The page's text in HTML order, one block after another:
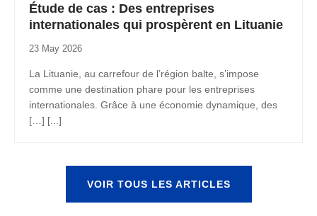
Étude de cas : Des entreprises
internationales qui prospèrent en Lituanie
23 May 2026
La Lituanie, au carrefour de l’région balte, s’impose
comme une destination phare pour les entreprises
internationales. Grâce à une économie dynamique, des
[…] [...]
VOIR TOUS LES ARTICLES